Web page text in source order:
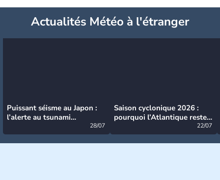
Actualités Météo à l'étranger
Puissant séisme au Japon :
l’alerte au tsunami
28/07
Saison cyclonique 2026 :
pourquoi l’Atlantique reste
22/07